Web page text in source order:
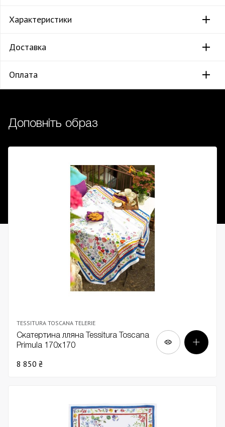
Характеристики
Доставка
Оплата
Доповніть образ
TESSITURA TOSCANA TELERIE
Скатертина лляна Tessitura Toscana
Primula 170х170
8 850 ₴